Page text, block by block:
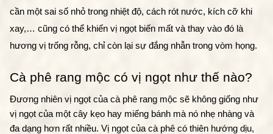
cần một sai số nhỏ trong nhiệt độ, cách rót nước, kích cỡ khi
xay,… cũng có thể khiến vị ngọt biến mất và thay vào đó là
hương vị trống rỗng, chỉ còn lại sự đắng nhẫn trong vòm họng.
Cà phê rang mộc có vị ngọt như thế nào?
Đương nhiên vị ngọt của cà phê rang mộc sẽ không giống như
vị ngọt của một cây kẹo hay miếng bánh mà nó nhẹ nhàng và
đa dạng hơn rất nhiều. Vị ngọt của cà phê có thiên hướng dịu,